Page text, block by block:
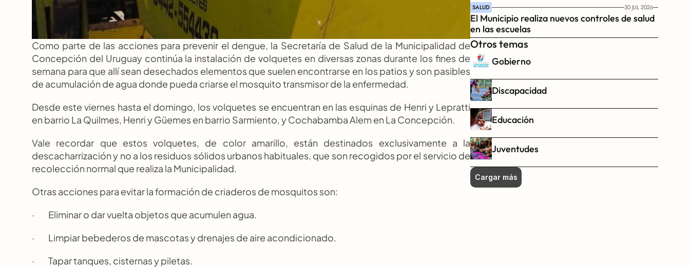
Como parte de las acciones para prevenir el dengue, la Secretaría de Salud de la Municipalidad de
Concepción del Uruguay continúa la instalación de volquetes en diversas zonas durante los fines de
semana para que allí sean desechados elementos que suelen encontrarse en los patios y son pasibles
de acumulación de agua donde pueda criarse el mosquito transmisor de la enfermedad.
Desde este viernes hasta el domingo, los volquetes se encuentran en las esquinas de Henri y Lepratti
en barrio La Quilmes, Henri y Güemes en barrio Sarmiento, y Cochabamba Alem en La Concepción.
Vale recordar que estos volquetes, de color amarillo, están destinados exclusivamente a la
descacharrización y no a los residuos sólidos urbanos habituales, que son recogidos por el servicio de
recolección normal que realiza la Municipalidad.
Otras acciones para evitar la formación de criaderos de mosquitos son:
·         Eliminar o dar vuelta objetos que acumulen agua.
·         Limpiar bebederos de mascotas y drenajes de aire acondicionado.
·         Tapar tanques, cisternas y piletas.
SALUD 30 JUL 2026
El Municipio realiza nuevos controles de salud
en las escuelas
Otros temas
Gobierno
Discapacidad
Educación
Juventudes
Cargar más